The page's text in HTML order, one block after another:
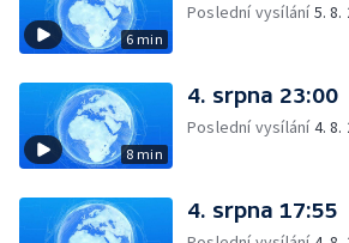
6 min
Poslední vysílání5. 8.
8 min
4. srpna 23:00
Poslední vysílání4. 8.
4. srpna 17:55